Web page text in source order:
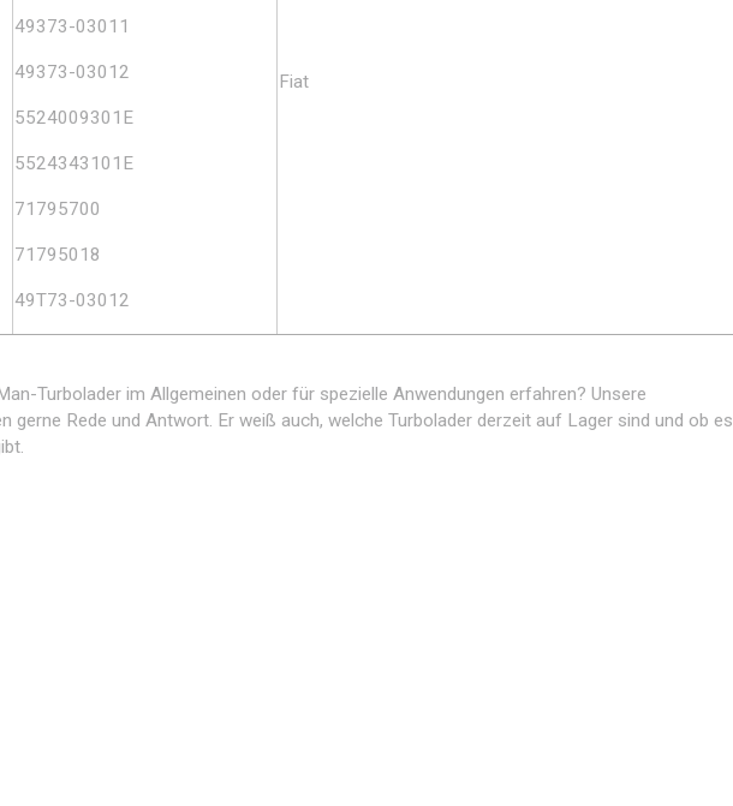
49373-03011
49373-03012
5524009301E
5524343101E
71795700
71795018
49T73-03012
Fiat
Turbolader im Allgemeinen oder für spezielle Anwendungen erfahren? Unsere
gerne Rede und Antwort. Er weiß auch, welche Turbolader derzeit auf Lager sind und ob es